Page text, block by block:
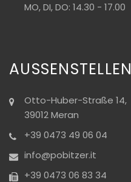
MO, DI, DO: 14.30 - 17.00
AUSSENSTELLEN
Otto-Huber-Straße 14,
39012 Meran
+39 0473 49 06 04
info@pobitzer.it
+39 0473 06 83 34